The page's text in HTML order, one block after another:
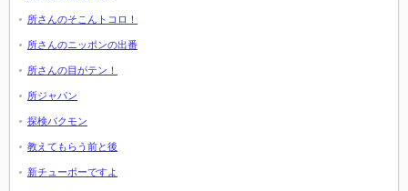
所さんのそこんトコロ！
所さんのニッポンの出番
所さんの目がテン！
所ジャパン
探検バクモン
教えてもらう前と後
新チューボーですよ